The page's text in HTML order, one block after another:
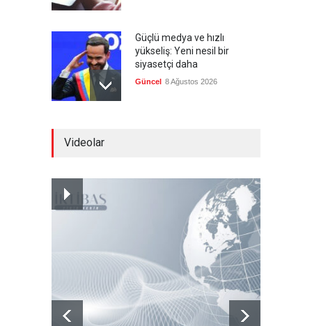
Güçlü medya ve hızlı
yükseliş: Yeni nesil bir
siyasetçi daha
Güncel 8 Ağustos 2026
Kolombiya, solcu Petro'nun
yerine aşırı sağcı Espriella'yı
Güncel 8 Ağustos 2026
Videolar